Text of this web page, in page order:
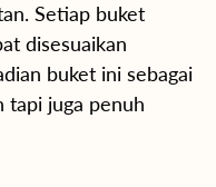
Setiap buket
disesuaikan
buket ini sebagai
tapi juga penuh